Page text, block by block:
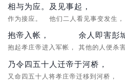
相与为应。
作为接应。
及见事起，
他们二人看见事变发生，
抱帝入帐，
抱起孝庄帝进入军帐，
余人即害彭
其他的人便杀
乃令四五十人迁帝于河桥，
又命四五十人将孝庄帝迁移到河桥，